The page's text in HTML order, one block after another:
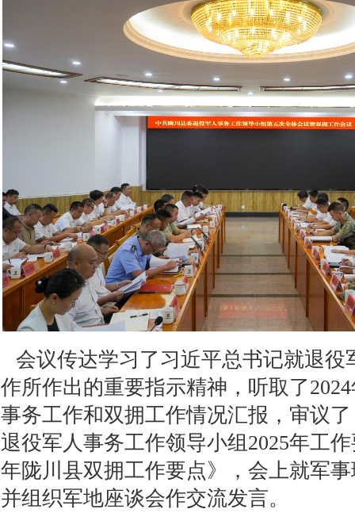
会议传达学习了习近平总书记就退役
作所作出的重要指示精神，听取了
事务工作和双拥工作情况汇报，审议
退役军人事务工作领导小组2025年工
年陇川县双拥工作要点》，会上就军
并组织军地座谈会作交流发言。